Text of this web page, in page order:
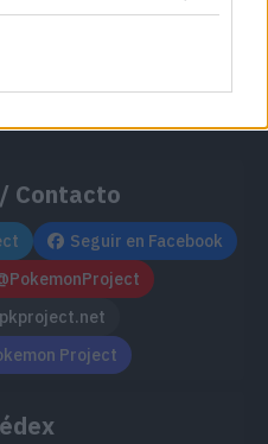
Contacto
Seguir en Facebook
Project